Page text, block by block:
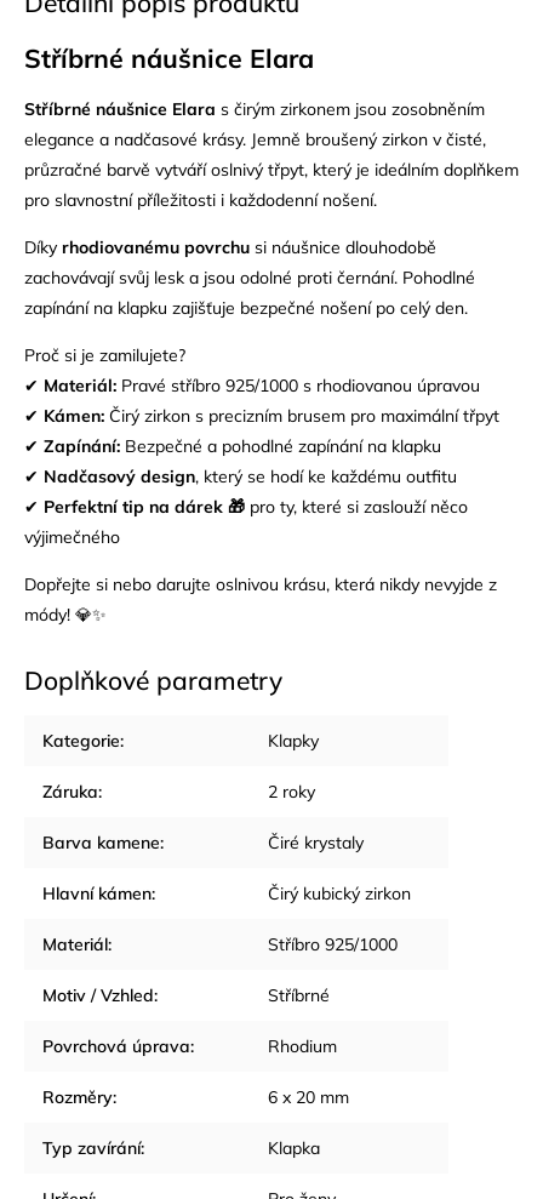
Stříbrné náušnice Elara
Stříbrné náušnice Elara s čirým zirkonem jsou zosobněním
elegance a nadčasové krásy. Jemně broušený zirkon v čisté,
průzračné barvě vytváří oslnivý třpyt, který je ideálním doplňkem
pro slavnostní příležitosti i každodenní nošení.
Díky rhodiovanému povrchu si náušnice dlouhodobě
zachovávají svůj lesk a jsou odolné proti černání. Pohodlné
zapínání na klapku zajišťuje bezpečné nošení po celý den.
Proč si je zamilujete?
✔ Materiál: Pravé stříbro 925/1000 s rhodiovanou úpravou
✔ Kámen: Čirý zirkon s precizním brusem pro maximální třpyt
✔ Zapínání: Bezpečné a pohodlné zapínání na klapku
✔ Nadčasový design, který se hodí ke každému outfitu
✔ Perfektní tip na dárek 🎁 pro ty, které si zaslouží něco
výjimečného
Dopřejte si nebo darujte oslnivou krásu, která nikdy nevyjde z
módy! 💎✨
Doplňkové parametry
Kategorie: Klapky
Záruka: 2 roky
Barva kamene: Čiré krystaly
Hlavní kámen: Čirý kubický zirkon
Materiál: Stříbro 925/1000
Motiv / Vzhled: Stříbrné
Povrchová úprava: Rhodium
Rozměry: 6 x 20 mm
Typ zavírání: Klapka